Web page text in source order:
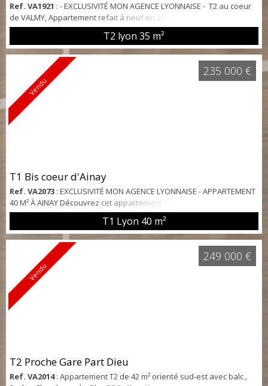
Ref. VA1921 : - EXCLUSIVITÉ MON AGENCE LYONNAISE - T2 au coeur
de VALMY, Appartement refait à neuf en 2019, décoré et meublé par
un architecte d'intérieur. A proximité : Place VALMY, tous
commerces, transports en communs ( Bus , Metro D à 200m),
Grandes écoles (Campus René Cassin) Vous serez séduit par la
luminosité et l'ambiance chaleureuse de cet appartement, situé
dans une rue peu pas...
T2 lyon 35 m²
Vendu
T1 Bis coeur d'Ainay
Ref. VA2073 : EXCLUSIVITÉ MON AGENCE LYONNAISE - APPARTEMENT
40 M² À AINAY Découvrez cet appartement situé dans un immeuble
de caractère au cœur du quartier prisé d’Ainay, apprécié pour sa
proximité avec les commerces, les écoles et les transports. Les
atouts de ce bien : - Superficie : 40 m² avec un beau potentiel pour
un aménagement en T1 bis. - Charme de l’ancien : Hauteur sous
plafond de plus d...
T1 Lyon 40 m²
235 000 €
Vendu
T2 Proche Gare Part Dieu
Ref. VA2014: Appartement T2 de 42 m² orienté sud-est avec balc.,
249 000 €